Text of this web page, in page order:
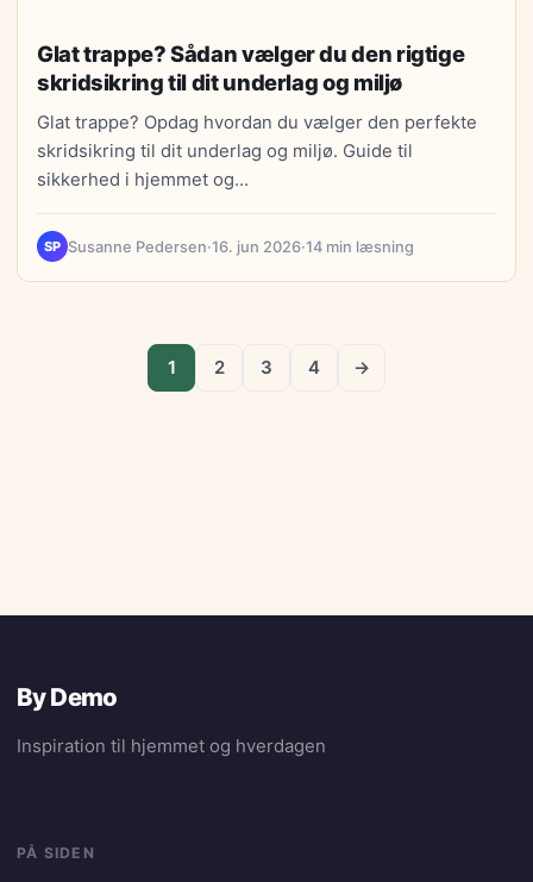
Glat trappe? Sådan vælger du den rigtige
skridsikring til dit underlag og miljø
Glat trappe? Opdag hvordan du vælger den perfekte
skridsikring til dit underlag og miljø. Guide til
sikkerhed i hjemmet og…
SP Susanne Pedersen·16. jun 2026·14 min læsning
1 2 3 4 →
By Demo
Inspiration til hjemmet og hverdagen
PÅ SIDEN